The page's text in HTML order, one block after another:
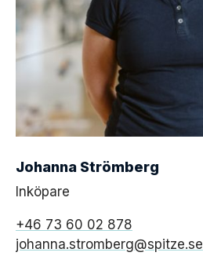
Johanna Strömberg
Inköpare
+46 73 60 02 878
johanna.stromberg@spitze.se